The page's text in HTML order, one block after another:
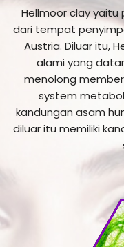
Hellmoor clay yaitu
dari tempat
Austria. Diluar itu,
alami yang
menolong
system
kandungan asam
diluar itu memiliki